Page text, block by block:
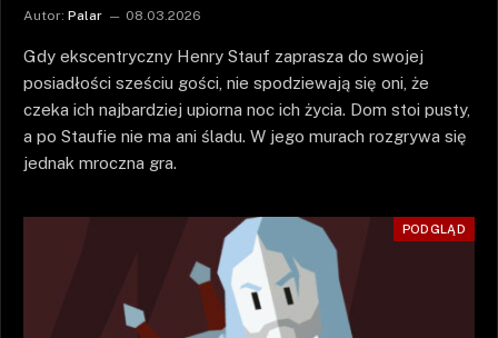
Autor: Palar 08.03.2026
Gdy ekscentryczny Henry Stauf zaprasza do swojej
posiadłości sześciu gości, nie spodziewają się oni, że
czeka ich najbardziej upiorna noc ich życia. Dom stoi pusty,
a po Staufie nie ma ani śladu. W jego murach rozgrywa się
jednak mroczna gra.
PODGLĄD